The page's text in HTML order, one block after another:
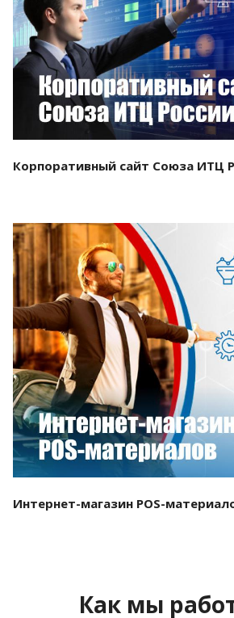
Смотреть проект
Корпоративный сайт Союза ИТЦ
Смотреть проект
Интернет-магазин POS-
Как мы